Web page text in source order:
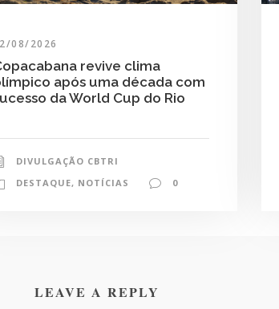
08/2026
revive clima
após uma década com
da World Cup do Rio
DIVULGAÇÃO CBTRI
DESTAQUE, NOTÍCIAS 0
LEAVE A REPLY